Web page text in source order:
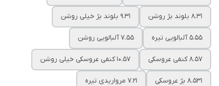
8.31 بلوند بژ روشن 9.31 بلوند بژ خیلی روشن
5.55 آلبالویی تیره 7.55 آلبالویی روشن
8.57 کنفی عروسکی 10.57 کنفی عروسکی خیلی روشن
8.۵31 بژ عروسکی 7.21 مرواریدی تیره